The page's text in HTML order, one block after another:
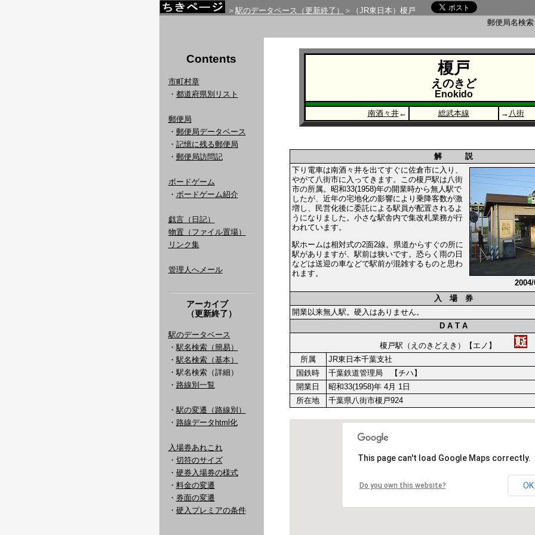
＞ 駅のデータベース（更新終了）
＞（JR東日本）榎戸
郵便局名検
Contents
市町村章
・ 都道府県別リスト
郵便局
・ 郵便局データベース
・ 記憶に残る郵便局
・ 郵便局訪問記
ボードゲーム
・ ボードゲーム紹介
戯言（日記）
物置（ファイル置場）
リンク集
管理人へメール
アーカイブ
（更新終了）
駅のデータベース
・ 駅名検索（簡易）
・ 駅名検索（基本）
・駅名検索（詳細）
・ 路線別一覧
・ 駅の変遷（路線別）
・ 路線データhtml化
入場券あれこれ
・ 切符のサイズ
・ 硬券入場券の様式
・ 料金の変遷
・ 券面の変遷
・ 硬入プレミアの条件
榎戸
えのきど
Enokido
南酒々井← 総武本線 → 八街
解 説
下り電車は南酒々井を出てすぐに佐倉市に入り、
やがて八街市に入ってきます。この榎戸駅は八街
市の所属。昭和33(1958)年の開業時から無人駅で
したが、近年の宅地化の影響により乗降客数が激
増し、民営化後に委託による駅員が配置されるよ
うになりました。小さな駅舎内で集改札業務が行
われています。
駅ホームは相対式の2面2線。県道からすぐの所に
駅がありますが、駅前は狭いです。恐らく雨の日
などは送迎の車などで駅前が混雑するものと思わ
れます。
入 場 券
開業以来無人駅。硬入はありません。
D A T A
榎戸駅（えのきどえき）【エノ】
所属
JR東日本千葉支社
国鉄時
千葉鉄道管理局 【チハ】
開業日
昭和33(1958)年 4月 1日
所在地
千葉県八街市榎戸924